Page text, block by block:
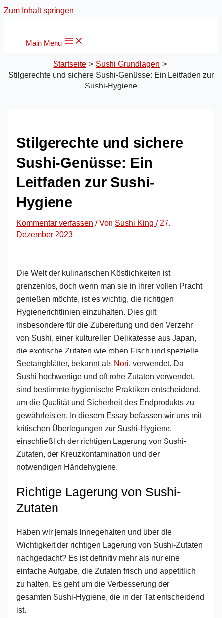
Zum Inhalt springen
Main Menu
Startseite
Sushi Grundlagen
Stilgerechte und sichere Sushi-Genüsse: Ein Leitfaden zur
Sushi-Hygiene
Stilgerechte und sichere
Sushi-Genüsse: Ein
Leitfaden zur Sushi-
Hygiene
Kommentar verfassen / Von Sushi King/ 27.
Dezember 2023
Die Welt der kulinarischen Köstlichkeiten ist
grenzenlos, doch wenn man sie in ihrer vollen Pracht
genießen möchte, ist es wichtig, die richtigen
Hygienerichtlinien einzuhalten. Dies gilt
insbesondere für die Zubereitung und den Verzehr
von Sushi, einer kulturellen Delikatesse aus Japan,
die exotische Zutaten wie rohen Fisch und spezielle
Seetangblätter, bekannt als Nori, verwendet. Da
Sushi hochwertige und oft rohe Zutaten verwendet,
sind bestimmte hygienische Praktiken entscheidend,
um die Qualität und Sicherheit des Endprodukts zu
gewährleisten. In diesem Essay befassen wir uns mit
kritischen Überlegungen zur Sushi-Hygiene,
einschließlich der richtigen Lagerung von Sushi-
Zutaten, der Kreuzkontamination und der
notwendigen Händehygiene.
Richtige Lagerung von Sushi-
Zutaten
Haben wir jemals innegehalten und über die
Wichtigkeit der richtigen Lagerung von Sushi-Zutaten
nachgedacht? Es ist definitiv mehr als nur eine
einfache Aufgabe, die Zutaten frisch und appetitlich
zu halten. Es geht um die Verbesserung der
gesamten Sushi-Hygiene, die in der Tat entscheidend
ist.